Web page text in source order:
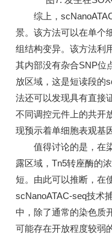
综上，
景。该方法可以在单个
组结构变异。该方法利
其内部没有杂合SNP位
放区域，这是短读段的
法还可以发现具有直接
不同调控元件上的共开
现预示着单细胞表观基
值得讨论的是，在染
露区域，Tn5转座酶的
短。由此可以推断，在
scNanoATAC-seq技术
中，除了通常的染色质
可能存在开放程度较弱